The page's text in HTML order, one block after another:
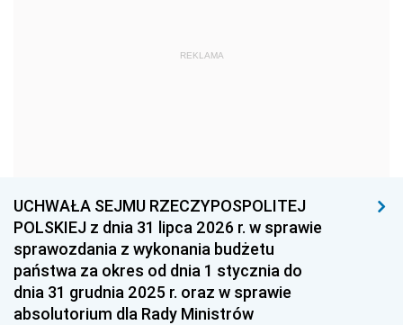
1968
1954 1953 1952
1951 1950
1948 1947 1946
1939 1938
REKLAMA
UCHWAŁA SEJMU RZECZYPOSPOLITEJ
POLSKIEJ z dnia 31 lipca 2026 r. w sprawie
sprawozdania z wykonania budżetu
państwa za okres od dnia 1 stycznia do
dnia 31 grudnia 2025 r. oraz w sprawie
absolutorium dla Rady Ministrów